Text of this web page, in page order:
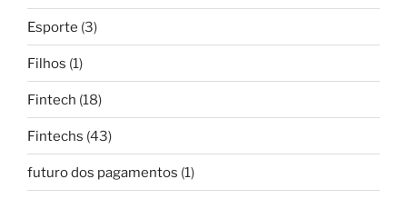
Esporte (3)
Filhos (1)
Fintech (18)
Fintechs (43)
futuro dos pagamentos (1)